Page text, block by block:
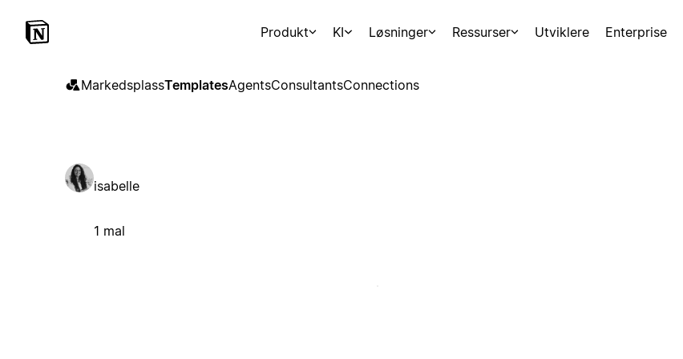
Produkt KI Løsninger Ressurser Utviklere Enterprise
MarkedsplassTemplatesAgentsConsultantsConnections
isabelle
1 mal